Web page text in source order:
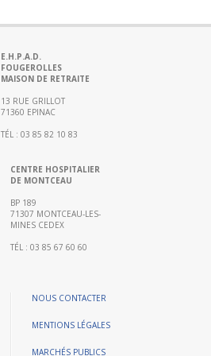
E.H.P.A.D.
FOUGEROLLES
MAISON DE RETRAITE
13 RUE GRILLOT
71360 EPINAC
TÉL : 03 85 82 10 83
CENTRE HOSPITALIER
DE MONTCEAU
BP 189
71307 MONTCEAU-LES-
MINES CEDEX
TÉL : 03 85 67 60 60
NOUS CONTACTER
MENTIONS LÉGALES
MARCHÉS PUBLICS